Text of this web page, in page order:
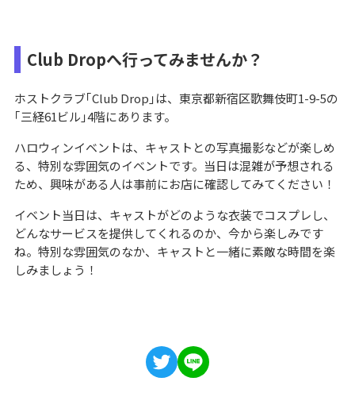
Club Dropへ行ってみませんか？
ホストクラブ｢Club Drop｣は、東京都新宿区歌舞伎町1-9-5の
｢三経61ビル｣4階にあります。
ハロウィンイベントは、キャストとの写真撮影などが楽しめ
る、特別な雰囲気のイベントです。当日は混雑が予想される
ため、興味がある人は事前にお店に確認してみてください！
イベント当日は、キャストがどのような衣装でコスプレし、
どんなサービスを提供してくれるのか、今から楽しみです
ね。特別な雰囲気のなか、キャストと一緒に素敵な時間を楽
しみましょう！